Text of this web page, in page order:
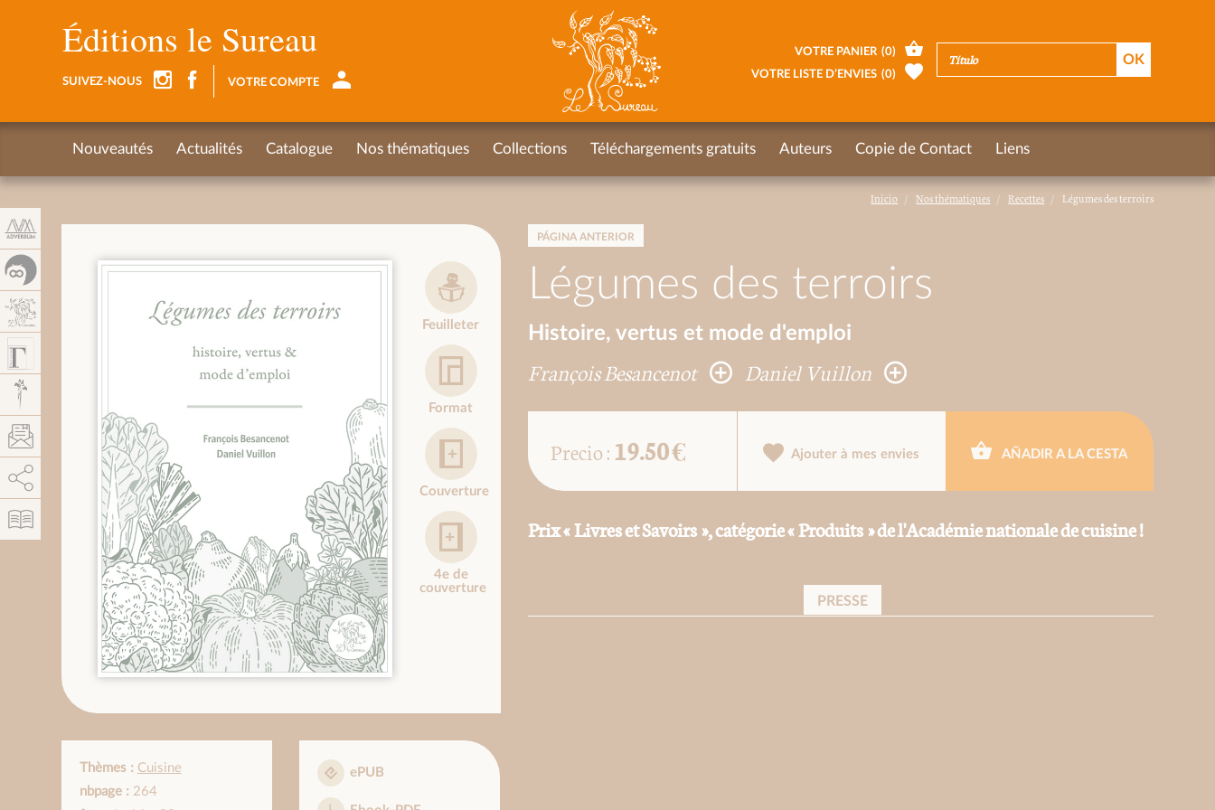
Inicio Nos thématiques Recettes Légumes des terroirs
PÁGINA ANTERIOR
Légumes des terroirs
Histoire, vertus et mode d'emploi
François Besancenot Daniel Vuillon
Feuilleter
Format
Couverture
4e de
couverture
Thèmes : Cuisine
nbpage :264
ePUB
Precio : 19.50 € Ajouter à mes envies AÑADIR A LA CESTA
Prix « Livres et Savoirs », catégorie « Produits » de l'Académie nationale de cuisine !
PRESSE
Éditions le Sureau
SUIVEZ-NOUS VOTRE COMPTE
VOTRE PANIER (0)
VOTRE LISTE D’ENVIES (0)
Nouveautés Actualités Catalogue Nos thématiques Collections Téléchargements gratuits Auteurs Copie de Contact Liens
AddThis está deshabilitado. Permitir